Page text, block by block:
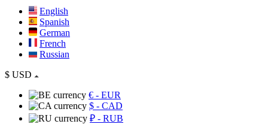
English
Spanish
German
French
Russian
$ USD
€ - EUR
$ - CAD
₽ - RUB